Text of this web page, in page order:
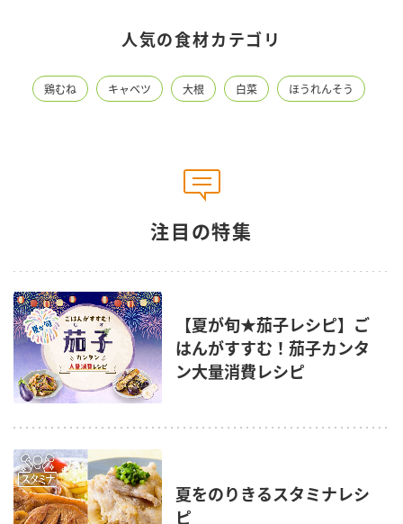
人気の食材カテゴリ
鶏むね キャベツ 大根 白菜 ほうれんそう
注目の特集
【夏が旬★茄子レシピ】ご
はんがすすむ！茄子カンタ
ン大量消費レシピ
夏をのりきるスタミナレシ
ピ